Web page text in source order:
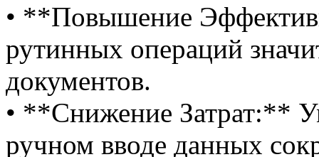
• **Повышение
рутинных операций
документов.
• **Снижение Затрат:**
ручном вводе данных